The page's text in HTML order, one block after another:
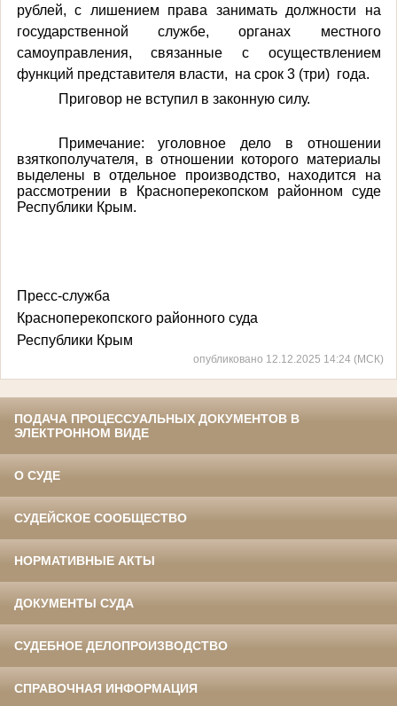
рублей, с лишением права занимать должности на
государственной службе, органах местного
самоуправления, связанные с осуществлением
функций представителя власти, на срок 3 (три) года.
Приговор не вступил в законную силу.
Примечание: уголовное дело в отношении
взяткополучателя, в отношении которого материалы
выделены в отдельное производство, находится на
рассмотрении в Красноперекопском районном суде
Республики Крым.
Пресс-служба
Красноперекопского районного суда
Республики Крым
опубликовано 12.12.2025 14:24 (МСК)
ПОДАЧА ПРОЦЕССУАЛЬНЫХ ДОКУМЕНТОВ В
ЭЛЕКТРОННОМ ВИДЕ
О СУДЕ
СУДЕЙСКОЕ СООБЩЕСТВО
НОРМАТИВНЫЕ АКТЫ
ДОКУМЕНТЫ СУДА
СУДЕБНОЕ ДЕЛОПРОИЗВОДСТВО
СПРАВОЧНАЯ ИНФОРМАЦИЯ